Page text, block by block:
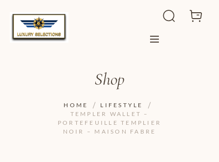
Shop
HOME
LIFESTYLE
TEMPLER WALLET –
PORTEFEUILLE TEMPLIER
NOIR – MAISON FABRE